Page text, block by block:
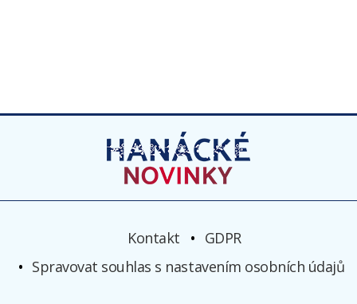
Kontakt
GDPR
Spravovat souhlas s nastavením osobních údajů